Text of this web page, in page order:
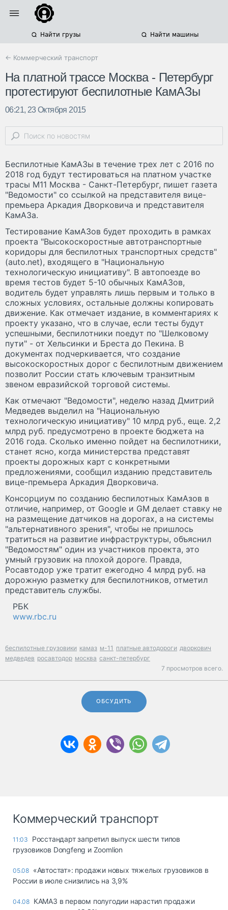
Найти грузы Найти машины
← Коммерческий транспорт
На платной трассе Москва - Петербург
протестируют беспилотные КамАЗы
06:21, 23 Октября 2015
Беспилотные КамАЗы в течение трех лет с 2016 по
2018 год будут тестироваться на платном участке
трасы М11 Москва - Санкт-Петербург, пишет газета
"Ведомости" со ссылкой на представителя вице-
премьера Аркадия Дворковича и представителя
КамАЗа.
Тестирование КамАЗов будет проходить в рамках
проекта "Высокоскоростные автотранспортные
коридоры для беспилотных транспортных средств"
(auto.net), входящего в "Национальную
технологическую инициативу". В автопоезде во
время тестов будет 5-10 обычных КамАЗов,
водитель будет управлять лишь первым и только в
сложных условиях, остальные должны копировать
движение. Как отмечает издание, в комментариях к
проекту указано, что в случае, если тесты будут
успешными, беспилотники поедут по "Шелковому
пути" - от Хельсинки и Бреста до Пекина. В
документах подчеркивается, что создание
высокоскоростных дорог с беспилотным движением
позволит России стать ключевым транзитным
звеном евразийской торговой системы.
Как отмечают "Ведомости", неделю назад Дмитрий
Медведев выделил на "Национальную
технологическую инициативу" 10 млрд руб., еще. 2,2
млрд руб. предусмотрено в проекте бюджета на
2016 года. Сколько именно пойдет на беспилотники,
станет ясно, когда министерства представят
проекты дорожных карт с конкретными
предложениями, сообщил изданию представитель
вице-премьера Аркадия Дворковича.
Консорциум по созданию беспилотных КамАзов в
отличие, например, от Google и GM делает ставку не
на размещение датчиков на дорогах, а на системы
"альтернативного зрения", чтобы не пришлось
тратиться на развитие инфраструктуры, объяснил
"Ведомостям" один из участников проекта, это
умный грузовик на плохой дороге. Правда,
Росавтодор уже тратит ежегодно 4 млрд руб. на
дорожную разметку для беспилотников, отметил
представитель службы.
РБК
www.rbc.ru
беспилотные грузовики камаз м-11 платные автодороги дворкович
медведев росавтодор москва санкт-петербург
7 просмотров всего.
ОБСУДИТЬ
Коммерческий транспорт
11:03
Росстандарт запретил выпуск шести типов
грузовиков Dongfeng и Zoomlion
05.08 «Автостат»: продажи новых тяжелых грузовиков в
России в июле снизились на 3,9%
04.08 КАМАЗ в первом полугодии нарастил продажи